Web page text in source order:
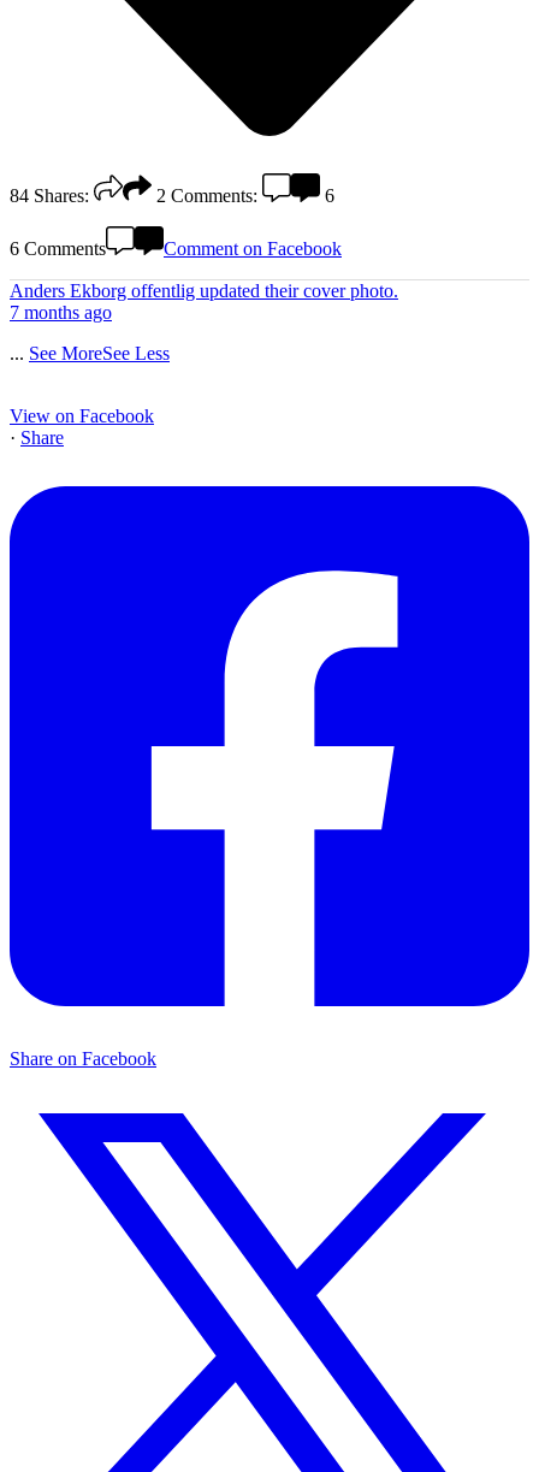
84 Shares: 2 Comments: 6
6 Comments Comment on Facebook
Anders Ekborg offentlig updated their cover photo.
7 months ago
... See MoreSee Less
View on Facebook
· Share
Share on Facebook